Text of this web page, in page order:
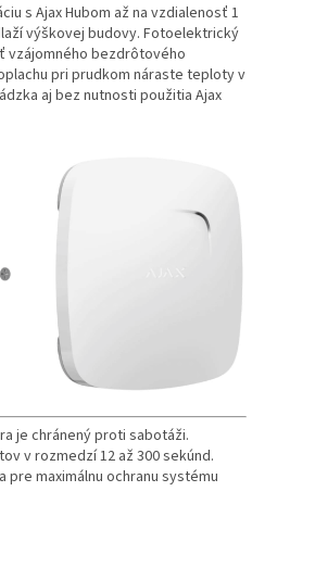
s Ajax Hubom až na vzdialenosť 1
výškovej budovy. Fotoelektrický
vzájomného bezdrôtového
pri prudkom náraste teploty v
aj bez nutnosti použitia Ajax
je chránený proti sabotáži.
v rozmedzí 12 až 300 sekúnd.
maximálnu ochranu systému